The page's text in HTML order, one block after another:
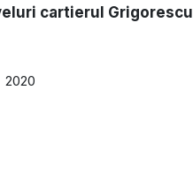
cartierul Grigorescu
2020